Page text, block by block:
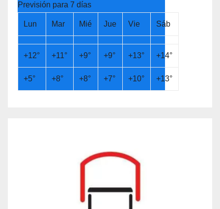
Previsión para 7 días
Lun Mar Mié Jue Vie Sáb
+12° +11° +9° +9° +13° +14°
+5° +8° +8° +7° +10° +13°